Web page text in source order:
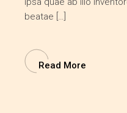
beatae […]
Read More